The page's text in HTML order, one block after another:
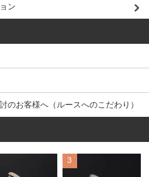
ン
のお客様へ（ルースへのこだわり）
3